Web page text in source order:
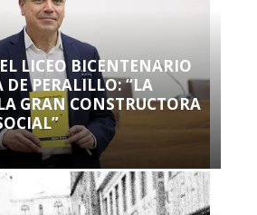
LICEO BICENTENARIO
DE PERALILLO: “LA
GRAN CONSTRUCTORA